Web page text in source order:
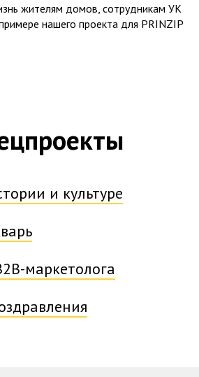
жителям домов, сотрудникам УК
нашего проекта для PRINZIP
и культуре
маркетолога